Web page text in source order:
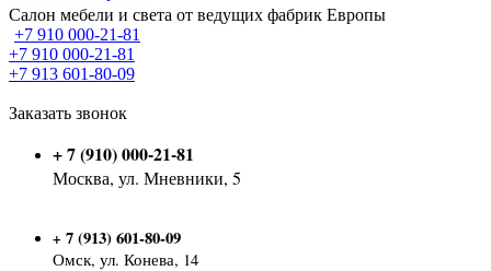
Салон мебели и света от ведущих фабрик Европы
+7 910 000-21-81
+7 910 000-21-81
+7 913 601-80-09
Заказать звонок
+ 7 (910) 000-21-81
Москва, ул. Мневники, 5
+ 7 (913) 601-80-09
Омск, ул. Конева, 14